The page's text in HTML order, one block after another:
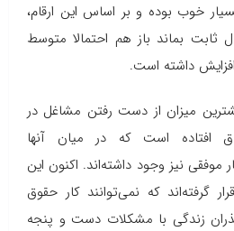
خوب بوده و بر اساس این ارقام،
ثابت بماند باز هم احتمالا متوسط
داشته است.
میزان از دست رفتن مشاغل در
افتاده است که در میان آنها
نیز وجود داشته‌اند. اکنون این
گرفته‌اند که نمی‌توانند کار حقوق
زندگی با مشکلات دست و پنجه